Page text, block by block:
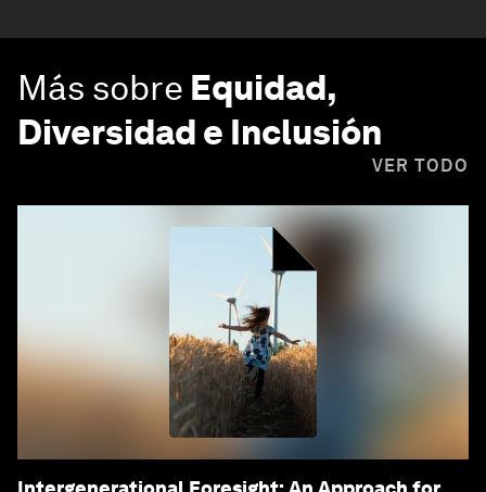
Más sobre Equidad,
Diversidad e Inclusión
VER TODO